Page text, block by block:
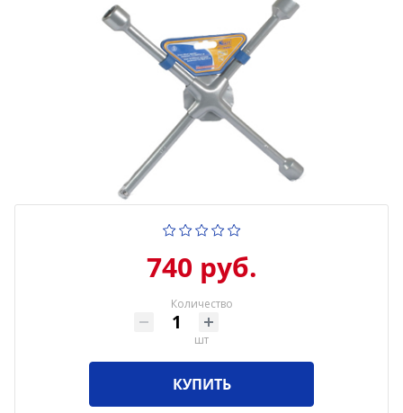
740 руб.
Количество
шт
КУПИТЬ